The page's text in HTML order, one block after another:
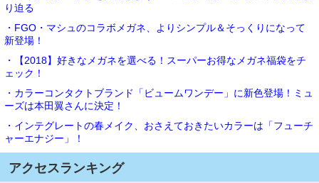
り迫る
・FGO・マシュのコラボメガネ、よりシンプル＆そっくりになって
新登場！
・【2018】好きなメガネを選べる！スーパーお得なメガネ福袋をチ
ェック！
・カラーコンタクトブランド「ビュームワンデー」に新色登場！ミュ
ーズは本田翼さんに決定！
・インテグレートの春メイク、おさえておきたいカラーは「フューチ
ャーエナジー」！
アクセスランキング